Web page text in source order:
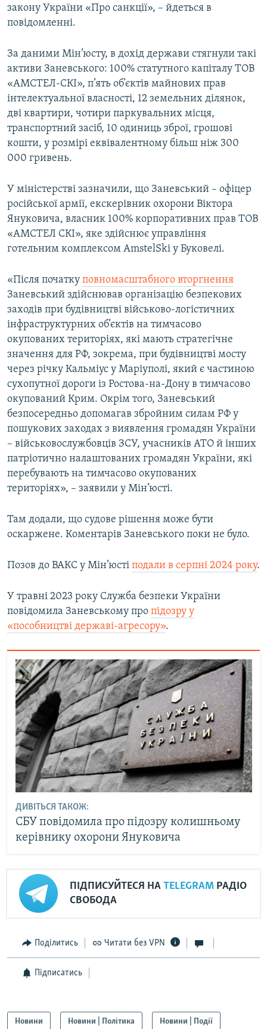
закону України «Про санкції», – йдеться в
повідомленні.
За даними Мін’юсту, в дохід держави стягнули такі
активи Заневського: 100% статутного капіталу ТОВ
«АМСТЕЛ-СКІ», п’ять об’єктів майнових прав
інтелектуальної власності, 12 земельних ділянок,
дві квартири, чотири паркувальних місця,
транспортний засіб, 10 одиниць зброї, грошові
кошти, у розмірі еквівалентному більш ніж 300
000 гривень.
У міністерстві зазначили, що Заневський – офіцер
російської армії, екскерівник охорони Віктора
Януковича, власник 100% корпоративних прав ТОВ
«АМСТЕЛ СКІ», яке здійснює управління
готельним комплексом AmstelSki у Буковелі.
«Після початку повномасштабного вторгнення
Заневський здійснював організацію безпекових
заходів при будівництві військово-логістичних
інфраструктурних об’єктів на тимчасово
окупованих територіях, які мають стратегічне
значення для РФ, зокрема, при будівництві мосту
через річку Кальміус у Маріуполі, який є частиною
сухопутної дороги із Ростова-на-Дону в тимчасово
окупований Крим. Окрім того, Заневський
безпосередньо допомагав збройним силам РФ у
пошукових заходах з виявлення громадян України
– військовослужбовців ЗСУ, учасників АТО й інших
патріотично налаштованих громадян України, які
перебувають на тимчасово окупованих
територіях», – заявили у Мін’юсті.
Там додали, що судове рішення може бути
оскаржене. Коментарів Заневського поки не було.
Позов до ВАКС у Мін’юсті подали в серпні 2024 року.
У травні 2023 року Служба безпеки України
повідомила Заневському про підозру у
«пособництві державі-агресору».
ДИВІТЬСЯ ТАКОЖ:
СБУ повідомила про підозру колишньому
керівнику охорони Януковича
ПІДПИСУЙТЕСЯ НА TELEGRAM РАДІО
СВОБОДА
Поділитись Читати без VPN
Підписатись
Новини Новини | Політика Новини | Події